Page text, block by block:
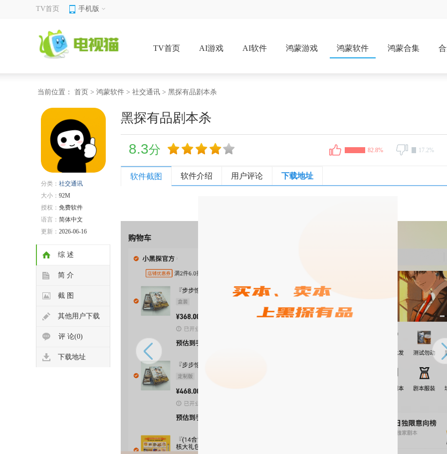
TV首页 手机版
TV首页 AI游戏 AI软件 鸿蒙游戏 鸿蒙软件 鸿蒙合集
当前位置： 首页 > 鸿蒙软件 > 社交通讯 > 黑探有品剧本杀
分类： 社交通讯
大小： 92M
授权： 免费软件
语言： 简体中文
更新： 2026-06-16
综 述
简 介
截 图
其他用户下载
评 论(0)
下载地址
黑探有品剧本杀
8.3分 82.8% 17.2%
软件截图 软件介绍 用户评论 下载地址